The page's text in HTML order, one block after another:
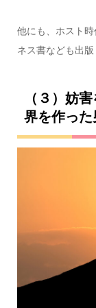
他にも、ホスト
ネス書なども出版
（３）妨
界を作った